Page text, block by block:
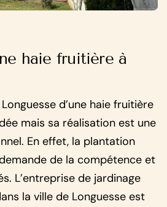
haie fruitière à
d’une haie fruitière
mais sa réalisation est une
En effet, la plantation
de la compétence et
L’entreprise de jardinage
la ville de Longuesse est